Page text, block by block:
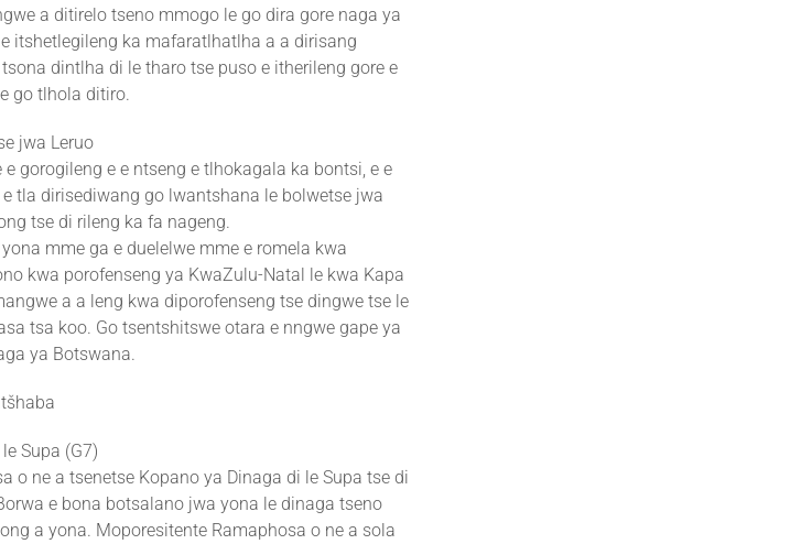
a ditirelo tseno mmogo le go dira gore naga ya
itshetlegileng ka mafaratlhatlha a a dirisang
dintlha di le tharo tse puso e itherileng gore e
go tlhola ditiro.
jwa Leruo
gorogileng e e ntseng e tlhokagala ka bontsi, e e
tla dirisediwang go lwantshana le bolwetse jwa
tse di rileng ka fa nageng.
mme ga e duelelwe mme e romela kwa
kwa porofenseng ya KwaZulu-Natal le kwa Kapa
a a leng kwa diporofenseng tse dingwe tse le
tsa koo. Go tsentshitswe otara e nngwe gape ya
ya Botswana.
Supa (G7)
ne a tsenetse Kopano ya Dinaga di le Supa tse di
e bona botsalano jwa yona le dinaga tseno
a yona. Moporesitente Ramaphosa o ne a sola